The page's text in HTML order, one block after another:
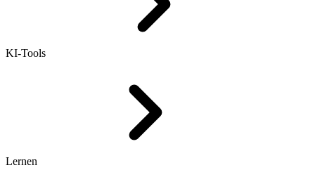
KI-Tools
Lernen